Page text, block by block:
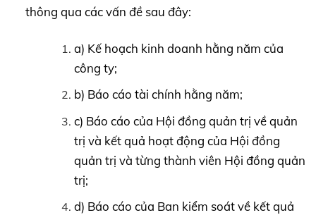
thông qua các vấn đề sau đây:
a) Kế hoạch kinh doanh hằng năm của
công ty;
b) Báo cáo tài chính hằng năm;
c) Báo cáo của Hội đồng quản trị về quản
trị và kết quả hoạt động của Hội đồng
quản trị và từng thành viên Hội đồng quản
trị;
d) Báo cáo của Ban kiểm soát về kết quả